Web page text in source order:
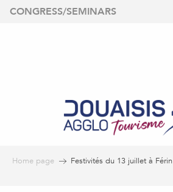
Aller
CONGRESS/SEMINARS
Home page Festivités du 13 juillet à Férin